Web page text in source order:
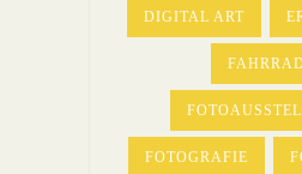
DIGITAL ART
FOTOGRAFIE